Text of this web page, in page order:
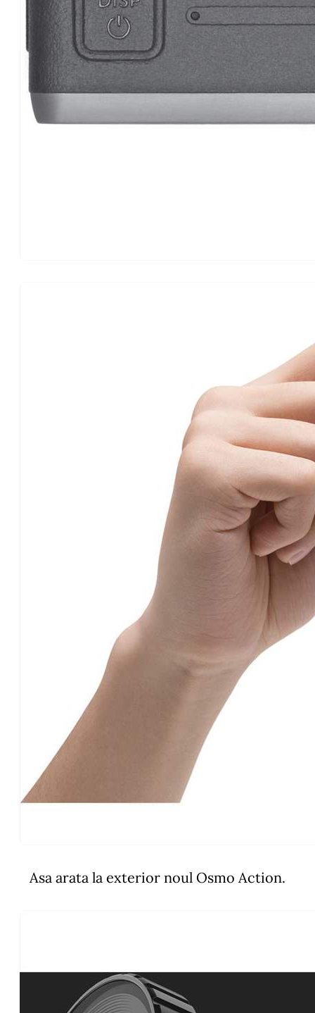
Asa arata la exterior noul Osmo Action.